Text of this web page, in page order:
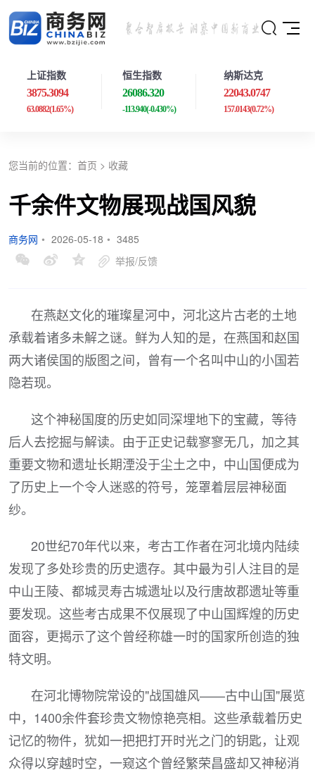
上证指数
3875.3094
63.0882(1.65%)
恒生指数
26086.320
-113.940(-0.430%)
纳斯达克
22043.0747
157.0143(0.72%)
您当前的位置： 首页 > 收藏
千余件文物展现战国风貌
商务网 • 2026-05-18 • 3485
举报/反馈
在燕赵文化的璀璨星河中，河北这片古老的土地
承载着诸多未解之谜。鲜为人知的是，在燕国和赵国
两大诸侯国的版图之间，曾有一个名叫中山的小国若
隐若现。
这个神秘国度的历史如同深埋地下的宝藏，等待
后人去挖掘与解读。由于正史记载寥寥无几，加之其
重要文物和遗址长期湮没于尘土之中，中山国便成为
了历史上一个令人迷惑的符号，笼罩着层层神秘面
纱。
20世纪70年代以来，考古工作者在河北境内陆续
发现了多处珍贵的历史遗存。其中最为引人注目的是
中山王陵、都城灵寿古城遗址以及行唐故郡遗址等重
要发现。这些考古成果不仅展现了中山国辉煌的历史
面容，更揭示了这个曾经称雄一时的国家所创造的独
特文明。
在河北博物院常设的"战国雄风——古中山国"展览
中，1400余件套珍贵文物惊艳亮相。这些承载着历史
记忆的物件，犹如一把把打开时光之门的钥匙，让观
众得以穿越时空，一窥这个曾经繁荣昌盛却又神秘消